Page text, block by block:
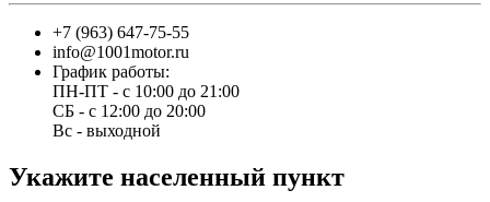
+7 (963) 647-75-55
info@1001motor.ru
График работы:
ПН-ПТ - с 10:00 до 21:00
СБ - с 12:00 до 20:00
Вс - выходной
Укажите населенный пункт